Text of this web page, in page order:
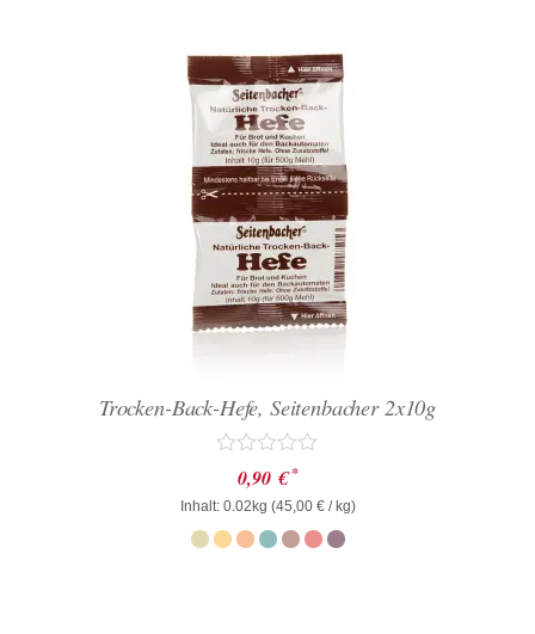
Trocken-Back-Hefe, Seitenbacher 2x10g
Bewertet
mit
0
von
5
0,90 € *
Inhalt: 0.02kg (45,00 €/ kg)